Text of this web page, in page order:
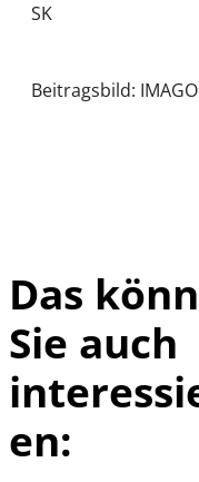
SK
Beitragsbild:
Das
Sie auch
en: